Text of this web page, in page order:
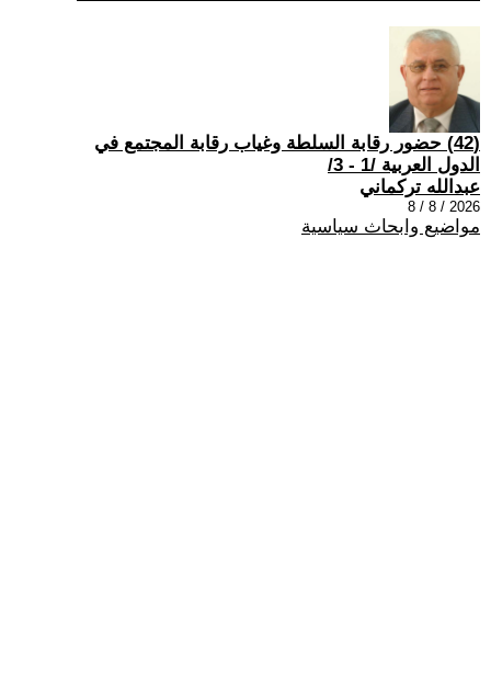
(42) حضور رقابة السلطة وغياب رقابة المجتمع في
الدول العربية /1 - 3/
عبدالله تركماني
2026 / 8 / 8
مواضيع وابحاث سياسية